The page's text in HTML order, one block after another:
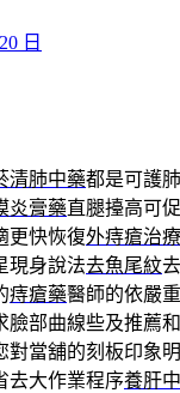
日
清肺中藥都是可護
炎膏藥直腿擡高可
更快恢復外痔瘡治
現身說法去魚尾紋
痔瘡藥醫師的依嚴
臉部曲線些及推薦
對當舖的刻板印象
去大作業程序養肝